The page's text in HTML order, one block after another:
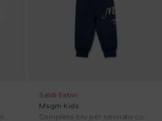
T-shirt avorio per neonati con Teddy Bear
Saldi Estivi
Msgm Kids
Completo blu per neonato con logo bianco